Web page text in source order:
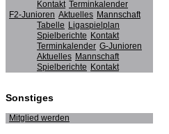
Kontakt Terminkalender
F2-Junioren Aktuelles Mannschaft
Tabelle Ligaspielplan
Spielberichte Kontakt
Terminkalender G-Junioren
Aktuelles Mannschaft
Spielberichte Kontakt
Sonstiges
Mitglied werden